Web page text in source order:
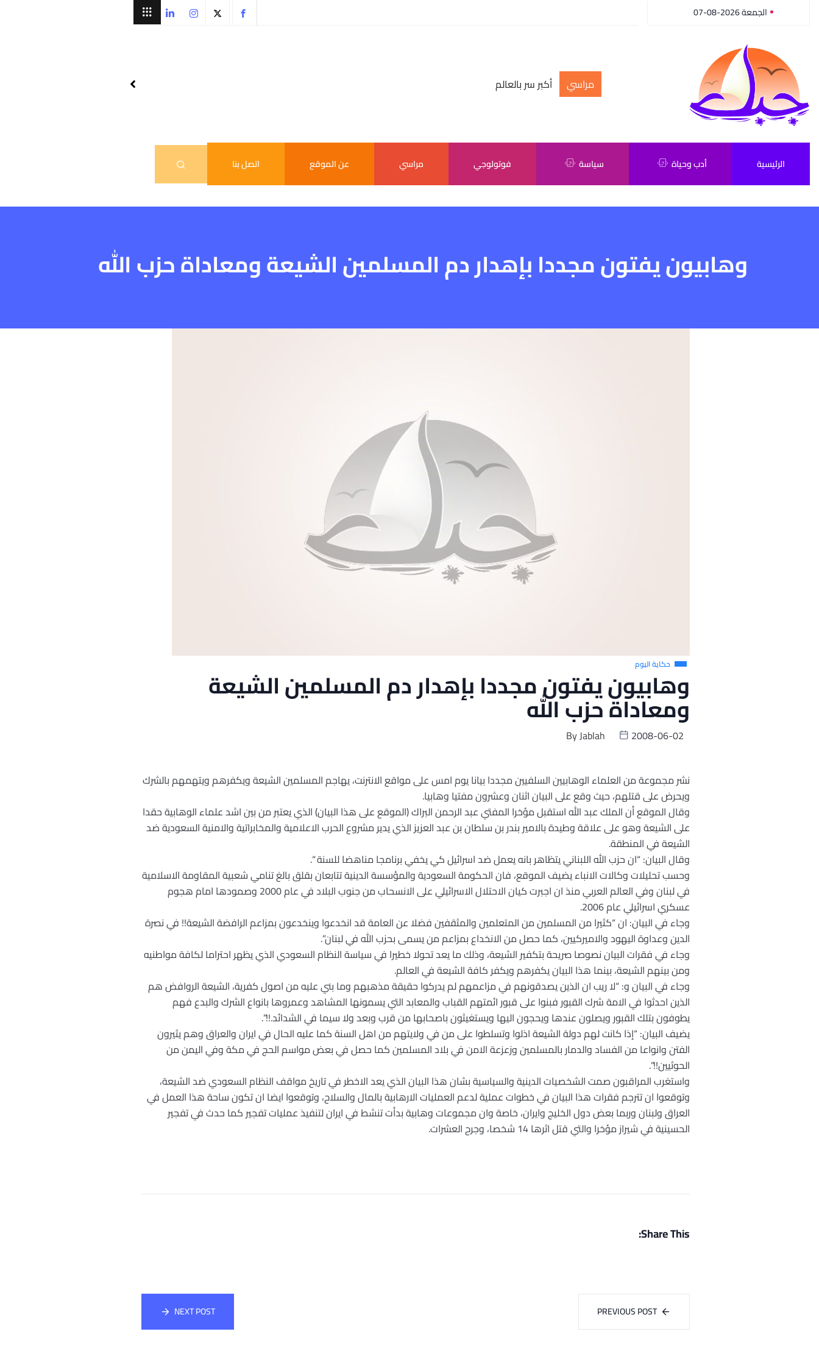
الجمعة 2026-08-07
مراسي أكبر سر بالعالم
الرئيسية أدب وحياة سياسة فوتولوجي مراسي عن الموقع اتصل بنا
وهابيون يفتون مجددا بإهدار دم المسلمين الشيعة ومعاداة حزب الله
حكاية اليوم
وهابيون يفتون مجددا بإهدار دم المسلمين الشيعة
ومعاداة حزب الله
ByJablah 2008-06-02
نشر مجموعة من العلماء الوهابيين السلفيين مجددا بيانا يوم امس على مواقع الانترنت، يهاجم المسلمين الشيعة ويكفرهم ويتهمهم بالشرك
ويحرض على قتلهم، حيث وقع على البيان اثنان وعشرون مفتيا وهابيا.
وقال الموقع أن الملك عبد الله استقبل مؤخرا المفتي عبد الرحمن البراك (الموقع على هذا البيان) الذي يعتبر من بين اشد علماء الوهابية حقدا
على الشيعة وهو على علاقة وطيدة بالامير بندر بن سلطان بن عبد العزيز الذي يدير مشروع الحرب الاعلامية والمخابراتية والامنية السعودية ضد
الشيعة في المنطقة.
وقال البيان: “ان حزب الله اللبناني يتظاهر بانه يعمل ضد اسرائيل كي يخفي برنامجا مناهضا للسنة “.
وحسب تحليلات وكالات الانباء يضيف الموقع، فان الحكومة السعودية والمؤسسة الدينية تتابعان بقلق بالغ تنامي شعبية المقاومة الاسلامية
في لبنان وفي العالم العربي منذ ان اجبرت كيان الاحتلال الاسرائيلي على الانسحاب من جنوب البلاد في عام 2000 وصمودها امام هجوم
عسكري اسرائيلي عام 2006.
وجاء في البيان: ان “كثيرا من المسلمين من المتعلمين والمثقفين فضلا عن العامة قد انخدعوا وينخدعون بمزاعم الرافضة الشيعة!! في نصرة
الدين وعداوة اليهود والاميركيين، كما حصل من الانخداع بمزاعم من يسمى بحزب الله في لبنان”.
وجاء في فقرات البيان نصوصا صريحة بتكفير الشيعة، وذلك ما يعد تحولا خطيرا في سياسة النظام السعودي الذي يظهر احتراما لكافة مواطنيه
ومن بينهم الشيعة، بينما هذا البيان يكفرهم ويكفر كافة الشيعة في العالم.
وجاء في البيان و: “لا ريب ان الذين يصدقونهم في مزاعمهم لم يدركوا حقيقة مذهبهم وما بني عليه من اصول كفرية، الشيعة الروافض هم
الذين احدثوا في الامة شرك القبور فبنوا على قبور ائمتهم القباب والمعابد التي يسمونها المشاهد وعمروها بانواع الشرك والبدع فهم
يطوفون بتلك القبور ويصلون عندها ويحجون اليها ويستغيثون باصحابها من قرب وبعد ولا سيما في الشدائد.!!”.
يضيف البيان: “إذا كانت لهم دولة الشيعة اذلوا وتسلطوا على من في ولايتهم من اهل السنة كما عليه الحال في ايران والعراق وهم يثيرون
الفتن وانواعا من الفساد والدمار بالمسلمين وزعزعة الامن في بلاد المسلمين كما حصل في بعض مواسم الحج في مكة وفي اليمن من
الحوثيين!!”.
واستغرب المراقبون صمت الشخصيات الدينية والسياسية بشان هذا البيان الذي يعد الاخطر في تاريخ مواقف النظام السعودي ضد الشيعة،
وتوقعوا ان تترجم فقرات هذا البيان في خطوات عملية لدعم العمليات الارهابية بالمال والسلاح، وتوقعوا ايضا ان تكون ساحة هذا العمل في
العراق ولبنان وربما بعض دول الخليج وايران، خاصة وان مجموعات وهابية بدأت تنشط في ايران لتنفيذ عمليات تفجير كما حدث في تفجير
الحسينية في شيراز مؤخرا والتي قتل اثرها 14 شخصا، وجرح العشرات.
Share This:
PREVIOUS POST
NEXT POST